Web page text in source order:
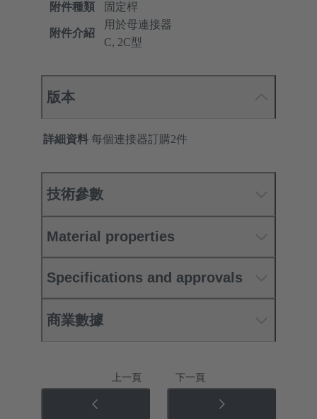
附件種類 固定桿
附件介紹
用於母連接器
C, 2C型
版本
詳細資料 每個連接器訂購2件
技術參數
Material properties
Specifications and approvals
商業數據
上一頁 下一頁